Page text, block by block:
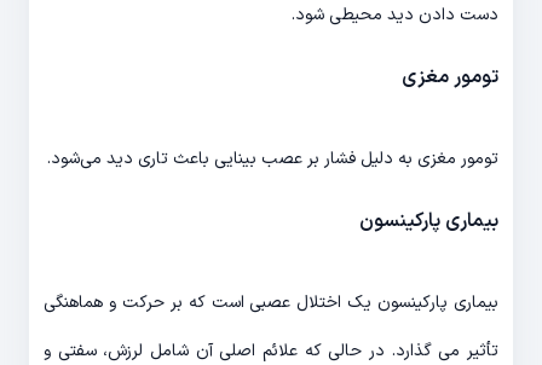
دست دادن دید محیطی شود.
تومور مغزی
تومور مغزی به دلیل فشار بر عصب بینایی باعث تاری دید می‌شود.
بیماری پارکینسون
بیماری پارکینسون یک اختلال عصبی است که بر حرکت و هماهنگی
تأثیر می گذارد. در حالی که علائم اصلی آن شامل لرزش، سفتی و